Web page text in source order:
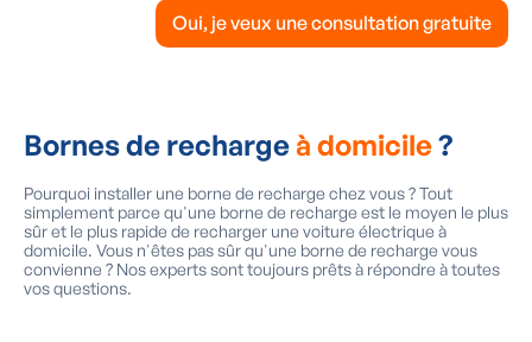
Oui, je veux une consultation gratuite
Bornes de rechargeà domicile?
Pourquoi installer une borne de recharge chez vous ? Tout
simplement parce qu'une borne de recharge est le moyen le plus
sûr et le plus rapide de recharger une voiture électrique à
domicile. Vous n'êtes pas sûr qu'une borne de recharge vous
convienne ? Nos experts sont toujours prêts à répondre à toutes
vos questions.